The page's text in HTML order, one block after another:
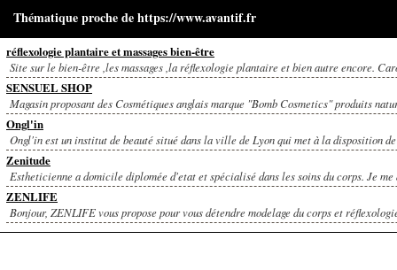
Thématique proche de https://www.avantif.fr
réflexologie plantaire et massages bien-être
Site sur le bien-être ,les massages ,la réflexologie plantaire et bien autre encore.
SENSUEL SHOP
Magasin proposant des Cosmétiques anglais marque "Bomb Cosmetics" produits
Ongl'in
Ongl'in est un institut de beauté situé dans la ville de Lyon qui met à la disposition de
Zenitude
Estheticienne a domicile diplomée d'etat et spécialisé dans les soins du corps. Je me
ZENLIFE
Bonjour, ZENLIFE vous propose pour vous détendre modelage du corps et